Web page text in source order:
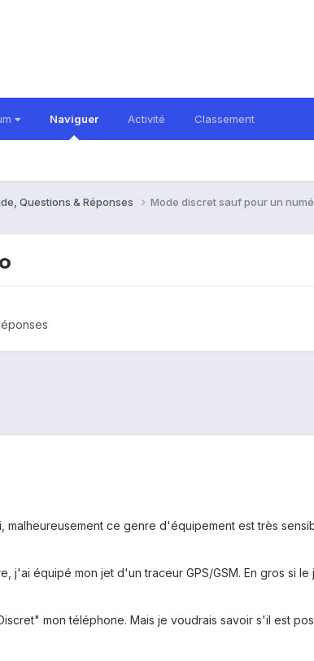
Naviguer Activité Classement
Questions & Réponses Mode discret sauf pour un
malheureusement ce genre d'équipement est très
j'ai équipé mon jet d'un traceur GPS/GSM. En gros si
mon téléphone. Mais je voudrais savoir s'il est